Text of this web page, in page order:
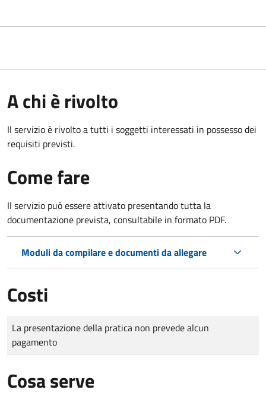
A chi è rivolto
Il servizio è rivolto a tutti i soggetti interessati in possesso dei
requisiti previsti.
Come fare
Il servizio può essere attivato presentando tutta la
documentazione prevista, consultabile in formato PDF.
Moduli da compilare e documenti da allegare
Costi
Tipo di pagamento
Importo
La presentazione della pratica non prevede alcun
pagamento
Cosa serve